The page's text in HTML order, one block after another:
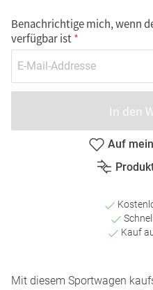
Benachrichtige mich, wenn
verfügbar ist
In den
Auf
Kauf
Mit diesem Sportwagen